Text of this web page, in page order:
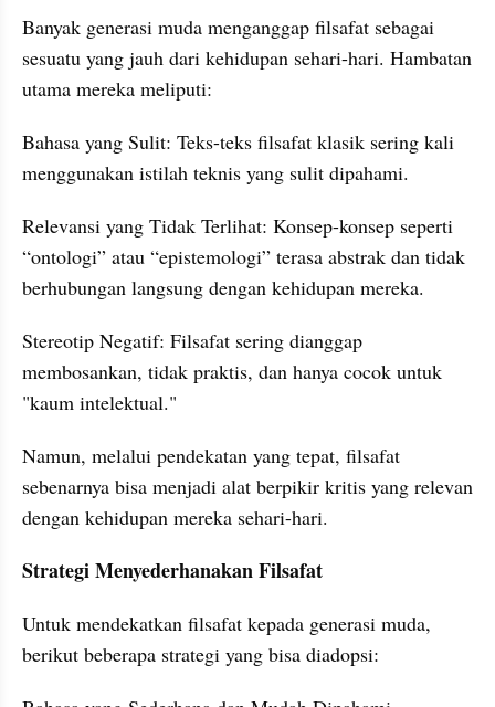
Banyak generasi muda menganggap filsafat sebagai
sesuatu yang jauh dari kehidupan sehari-hari. Hambatan
utama mereka meliputi:
Bahasa yang Sulit: Teks-teks filsafat klasik sering kali
menggunakan istilah teknis yang sulit dipahami.
Relevansi yang Tidak Terlihat: Konsep-konsep seperti
“ontologi” atau “epistemologi” terasa abstrak dan tidak
berhubungan langsung dengan kehidupan mereka.
Stereotip Negatif: Filsafat sering dianggap
membosankan, tidak praktis, dan hanya cocok untuk
"kaum intelektual."
Namun, melalui pendekatan yang tepat, filsafat
sebenarnya bisa menjadi alat berpikir kritis yang relevan
dengan kehidupan mereka sehari-hari.
Strategi Menyederhanakan Filsafat
Untuk mendekatkan filsafat kepada generasi muda,
berikut beberapa strategi yang bisa diadopsi: